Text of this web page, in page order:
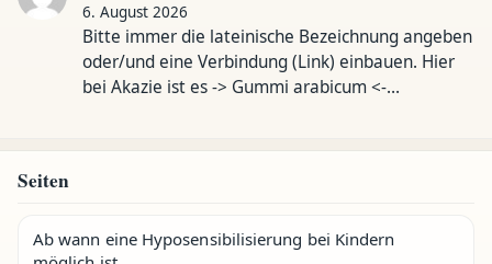
6. August 2026
Bitte immer die lateinische Bezeichnung angeben
oder/und eine Verbindung (Link) einbauen. Hier
bei Akazie ist es -> Gummi arabicum <-…
Seiten
Ab wann eine Hyposensibilisierung bei Kindern